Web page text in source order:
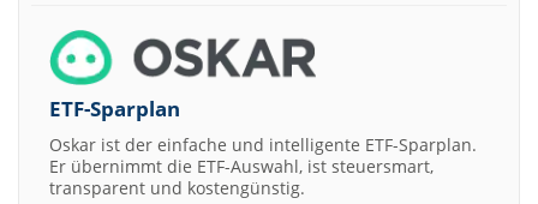
ETF-Sparplan
Oskar ist der einfache und intelligente ETF-Sparplan.
Er übernimmt die ETF-Auswahl, ist steuersmart,
transparent und kostengünstig.